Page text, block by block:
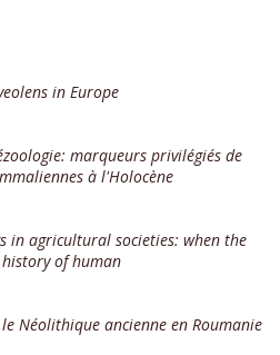
in Europe
marqueurs privilégiés de
à l'Holocène
in agricultural societies: when the
of human
Néolithique ancienne en Roumanie